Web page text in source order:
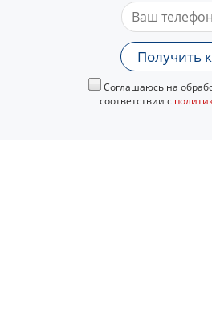
Получить
Соглашаюсь на
соответствии с